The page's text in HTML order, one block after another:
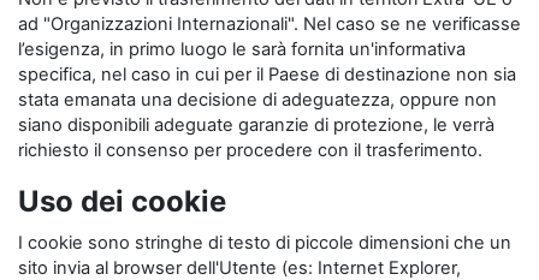
ad "Organizzazioni Internazionali". Nel caso se ne verificasse
l’esigenza, in primo luogo le sarà fornita un'informativa
specifica, nel caso in cui per il Paese di destinazione non sia
stata emanata una decisione di adeguatezza, oppure non
siano disponibili adeguate garanzie di protezione, le verrà
richiesto il consenso per procedere con il trasferimento.
Uso dei cookie
I cookie sono stringhe di testo di piccole dimensioni che un
sito invia al browser dell'Utente (es: Internet Explorer,